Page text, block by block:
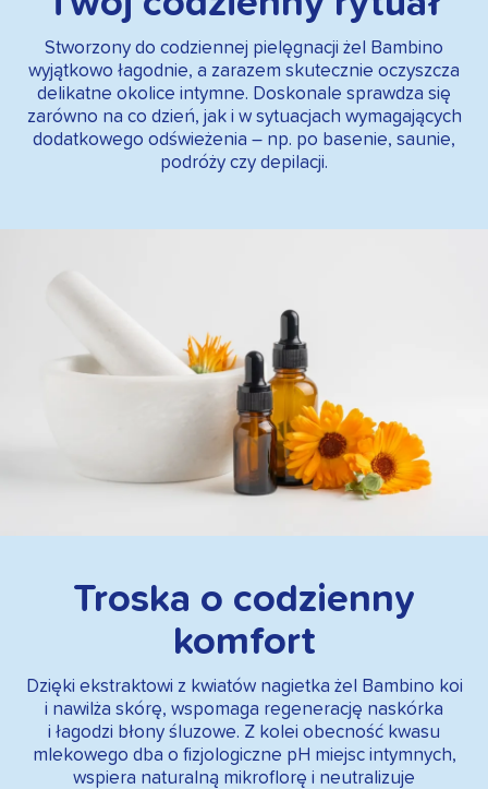
Stworzony do codziennej pielęgnacji żel Bambino
wyjątkowo łagodnie, a zarazem skutecznie oczyszcza
delikatne okolice intymne. Doskonale sprawdza się
zarówno na co dzień, jak i w sytuacjach wymagających
dodatkowego odświeżenia – np. po basenie, saunie,
podróży czy depilacji.
Troska o codzienny
komfort
Dzięki ekstraktowi z kwiatów nagietka żel Bambino koi
i nawilża skórę, wspomaga regenerację naskórka
i łagodzi błony śluzowe. Z kolei obecność kwasu
mlekowego dba o fizjologiczne pH miejsc intymnych,
wspiera naturalną mikroflorę i neutralizuje